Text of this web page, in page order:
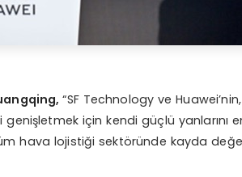
“SF Technology ve
için kendi güçlü yanlarını
hava lojistiği sektöründe kayda